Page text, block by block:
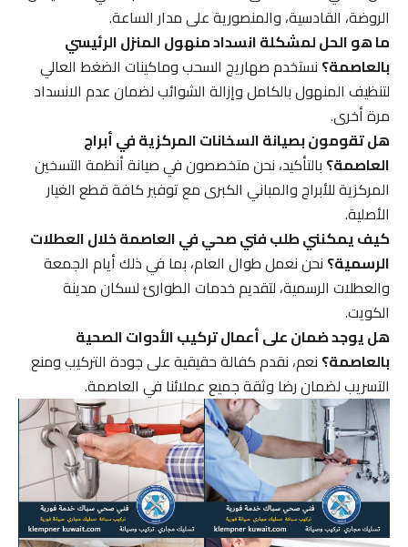
الروضة، القادسية، والمنصورية على مدار الساعة.
ما هو الحل لمشكلة انسداد منهول المنزل الرئيسي
بالعاصمة؟نستخدم صهاريج السحب وماكينات الضغط العالي
لتنظيف المنهول بالكامل وإزالة الشوائب لضمان عدم الانسداد
مرة أخرى.
هل تقومون بصيانة السخانات المركزية في أبراج
العاصمة؟بالتأكيد، نحن متخصصون في صيانة أنظمة التسخين
المركزية للأبراج والمباني الكبرى مع توفير كافة قطع الغيار
الأصلية.
كيف يمكنني طلب فني صحي في العاصمة خلال العطلات
الرسمية؟نحن نعمل طوال العام، بما في ذلك أيام الجمعة
والعطلات الرسمية، لتقديم خدمات الطوارئ لسكان مدينة
الكويت.
هل يوجد ضمان على أعمال تركيب الأدوات الصحية
بالعاصمة؟نعم، نقدم كفالة حقيقية على جودة التركيب ومنع
التسريب لضمان رضا وثقة جميع عملائنا في العاصمة.